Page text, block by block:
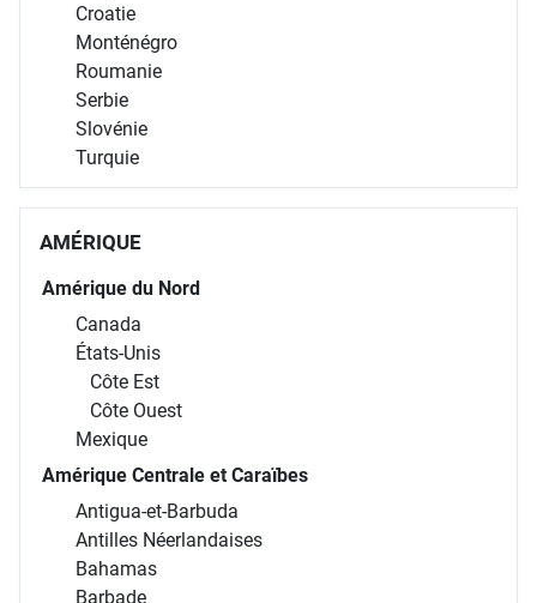
Croatie
Monténégro
Roumanie
Serbie
Slovénie
Turquie
AMÉRIQUE
Amérique du Nord
Canada
États-Unis
Côte Est
Côte Ouest
Mexique
Amérique Centrale et Caraïbes
Antigua-et-Barbuda
Antilles Néerlandaises
Bahamas
Barbade